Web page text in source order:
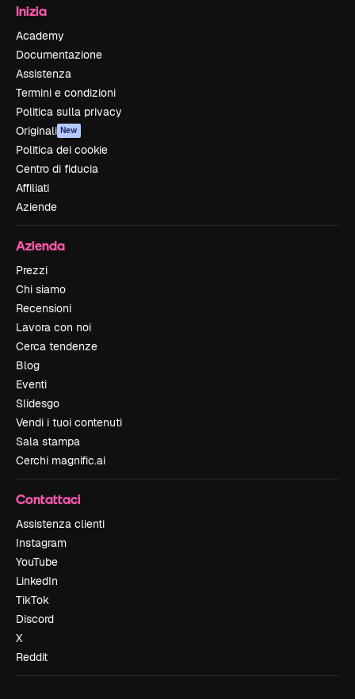
Inizia
Academy
Documentazione
Assistenza
Termini e condizioni
Politica sulla privacy
Originali New
Politica dei cookie
Centro di fiducia
Affiliati
Aziende
Azienda
Prezzi
Chi siamo
Recensioni
Lavora con noi
Cerca tendenze
Blog
Eventi
Slidesgo
Vendi i tuoi contenuti
Sala stampa
Cerchi magnific.ai
Contattaci
Assistenza clienti
Instagram
YouTube
LinkedIn
TikTok
Discord
X
Reddit